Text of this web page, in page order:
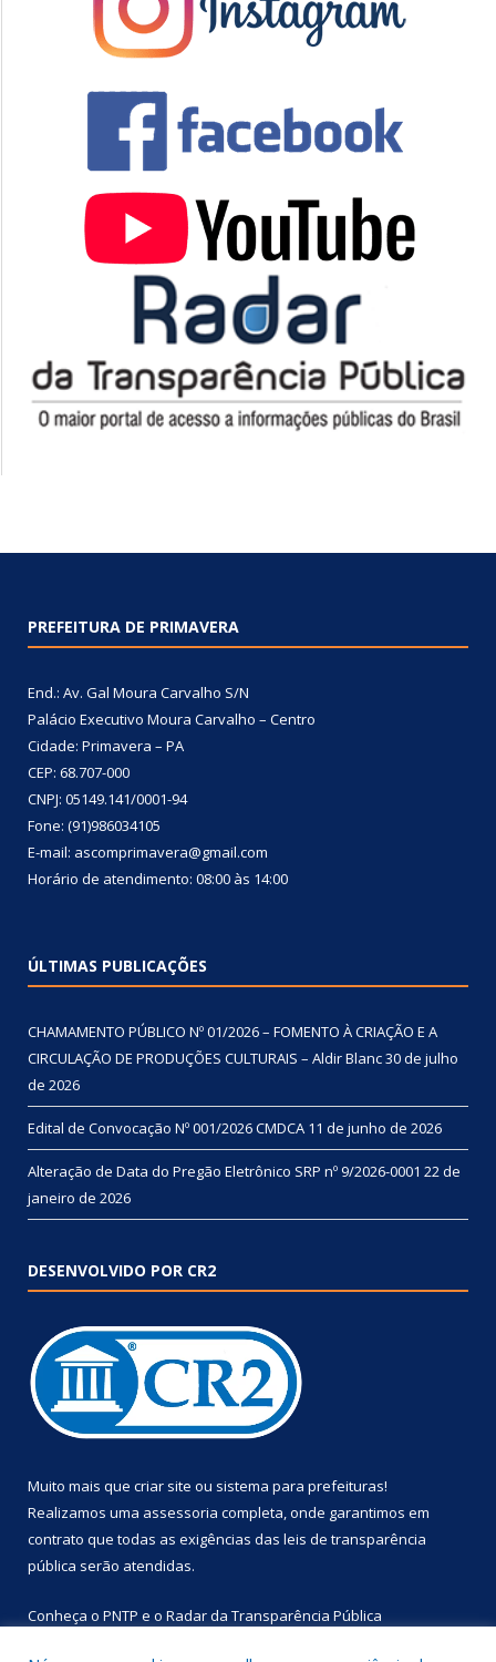
PREFEITURA DE PRIMAVERA
End.: Av. Gal Moura Carvalho S/N
Palácio Executivo Moura Carvalho – Centro
Cidade: Primavera – PA
CEP: 68.707-000
CNPJ: 05149.141/0001-94
Fone: (91)986034105
E-mail: ascomprimavera@gmail.com
Horário de atendimento: 08:00 às 14:00
ÚLTIMAS PUBLICAÇÕES
CHAMAMENTO PÚBLICO Nº 01/2026 – FOMENTO À CRIAÇÃO E A
CIRCULAÇÃO DE PRODUÇÕES CULTURAIS – Aldir Blanc30 de julho
de 2026
Edital de Convocação Nº 001/2026 CMDCA 11 de junho de 2026
Alteração de Data do Pregão Eletrônico SRP nº 9/2026-0001 22 de
janeiro de 2026
DESENVOLVIDO POR CR2
Muito mais que criar site ou sistema para prefeituras!
Realizamos uma assessoria completa, onde garantimos em
contrato que todas as exigências das leis de transparência
pública serão atendidas.
Conheça o PNTP e o Radar da Transparência Pública